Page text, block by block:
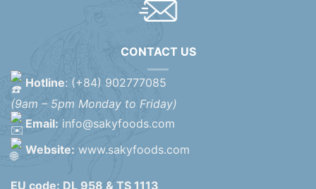
CONTACT US
Hotline: (+84) 902777085
(9am – 5pm Monday to Friday)
Email: info@sakyfoods.com
Website: www.sakyfoods.com
EU code: DL 958 & TS 1113